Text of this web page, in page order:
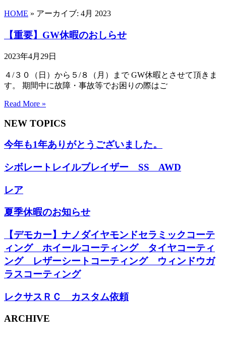
HOME » アーカイブ: 4月 2023
【重要】GW休暇のおしらせ
2023年4月29日
４/３０（日）から５/８（月）まで GW休暇とさせて頂きま
す。 期間中に故障・事故等でお困りの際はご
Read More »
NEW TOPICS
今年も1年ありがとうございました。
シボレートレイルブレイザー SS AWD
レア
夏季休暇のお知らせ
【デモカー】ナノダイヤモンドセラミックコーテ
ィング ホイールコーティング タイヤコーティ
ング レザーシートコーティング ウィンドウガ
ラスコーティング
レクサスＲＣ カスタム依頼
ARCHIVE